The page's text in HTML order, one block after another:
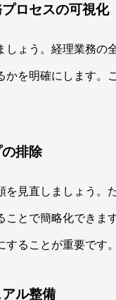
ロセスの可視化
しょう。経理業務の
かを明確にします。
排除
を見直しましょう。
ことで簡略化できま
することが重要です
ル整備